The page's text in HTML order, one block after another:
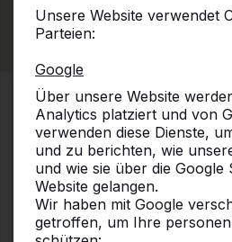
Unsere Website verwendet
Parteien:
Google
Über unsere Website
Analytics platziert und von
verwenden diese Dienste,
und zu berichten, wie
und wie sie über die
Website gelangen.
Wir haben mit Google
getroffen, um Ihre